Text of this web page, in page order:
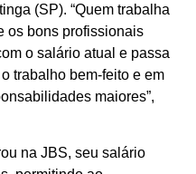
(SP). “Quem trabalha
os bons profissionais
o salário atual e passa
trabalho bem-feito e em
maiores”,
na JBS, seu salário